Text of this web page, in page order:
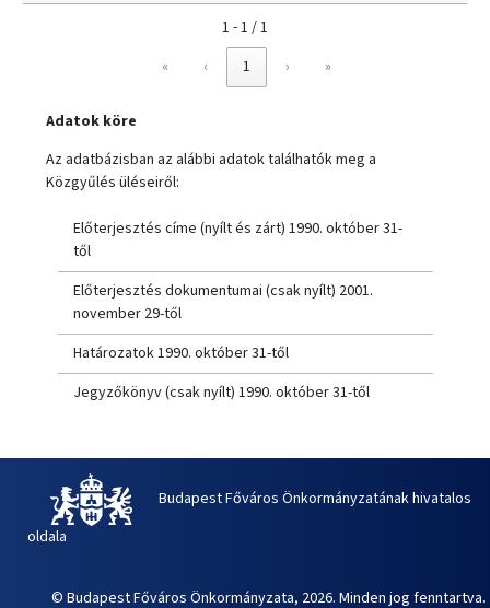
1 - 1 / 1
«
‹ 1 › »
Adatok köre
Az adatbázisban az alábbi adatok találhatók meg a
Közgyűlés üléseiről:
Előterjesztés címe (nyílt és zárt) 1990. október 31-
től
Előterjesztés dokumentumai (csak nyílt) 2001.
november 29-től
Határozatok 1990. október 31-től
Jegyzőkönyv (csak nyílt) 1990. október 31-től
Budapest Főváros Önkormányzatának hivatalos
oldala
© Budapest Főváros Önkormányzata, 2026. Minden jog fenntartva.